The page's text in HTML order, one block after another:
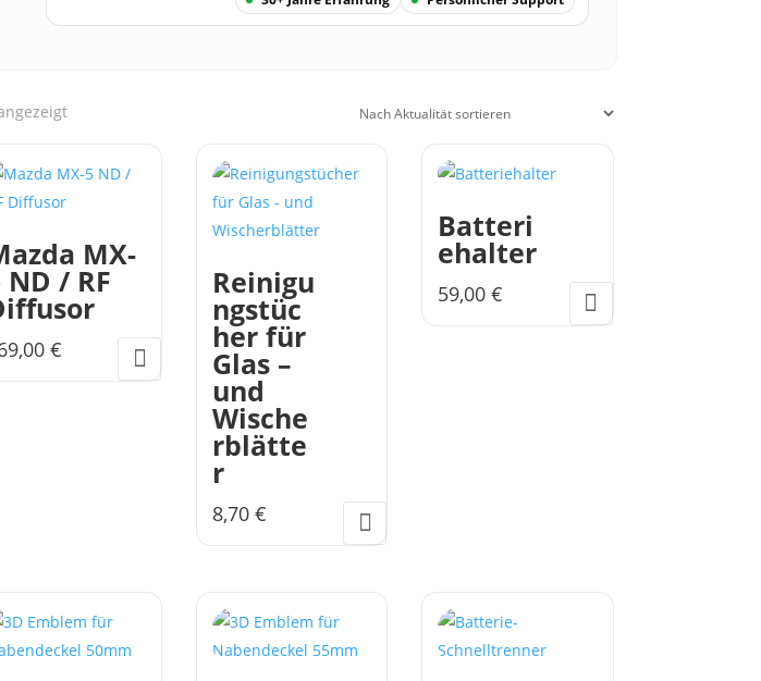
Nach
MX-
ND / RF
€
Reinigu
ngstüc
her für
Glas –
und
Wische
rblätte
r
8,70 €
Batteri
ehalter
59,00 €